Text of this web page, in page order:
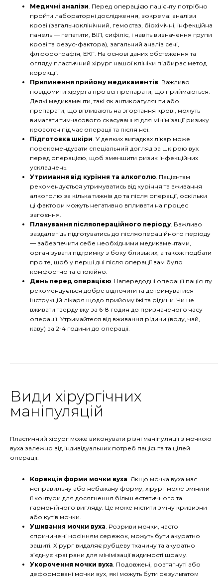
Медичні аналізи. Перед операцією пацієнту потрібно
пройти лабораторні дослідження, зокрема: аналізи
крові (загальноклінічний, гемостаз, біохімічні, інфекційна
панель — гепатити, ВІЛ, сифіліс, і навіть визначення групи
крові та резус-фактора), загальний аналіз сечі,
флюорографія, ЕКГ. На основі даних обстеження та
огляду пластичний хірург нашої клініки підбирає метод
корекції.
Припинення прийому медикаментів. Важливо
повідомити хірурга про всі препарати, що приймаються.
Деякі медикаменти, такі як антикоагулянти або
препарати, що впливають на згортання крові, можуть
вимагати тимчасового скасування для мінімізації ризику
кровотеч під час операції та після неї.
Підготовка шкіри. У деяких випадках лікар може
порекомендувати спеціальний догляд за шкірою вух
перед операцією, щоб зменшити ризик інфекційних
ускладнень.
Утримання від куріння та алкоголю. Пацієнтам
рекомендується утримуватись від куріння та вживання
алкоголю за кілька тижнів до та після операції, оскільки
ці фактори можуть негативно впливати на процес
загоєння.
Планування післяопераційного періоду. Важливо
заздалегідь підготуватись до післяопераційного періоду
— забезпечити себе необхідними медикаментами,
організувати підтримку з боку близьких, а також подбати
про те, щоб у перші дні після операції вам було
комфортно та спокійно.
День перед операцією. Напередодні операції пацієнту
рекомендується добре відпочити та дотримуватися
інструкцій лікаря щодо прийому їжі та рідини. Чи не
вживати тверду їжу за 6-8 годин до призначеного часу
операції. Утримайтеся від вживання рідини (воду, чай,
каву) за 2-4 години до операції.
Види хірургічних
маніпуляцій
Пластичний хірург може виконувати різні маніпуляції з мочкою
вуха залежно від індивідуальних потреб пацієнта та цілей
операції.
Корекція форми мочки вуха. Якщо мочка вуха має
неправильну або небажану форму, хірург може змінити
її контури для досягнення більш естетичного та
гармонійного вигляду. Це може містити зміну кривизни
або кутів мочки.
Ушивання мочки вуха. Розриви мочки, часто
спричинені носінням сережок, можуть бути акуратно
зашиті. Хірург видаляє рубцеву тканину та акуратно
з’єднує краї рани для мінімізації видимості шраму.
Укорочення мочки вуха. Подовжені, розтягнуті або
деформовані мочки вух, які можуть бути результатом